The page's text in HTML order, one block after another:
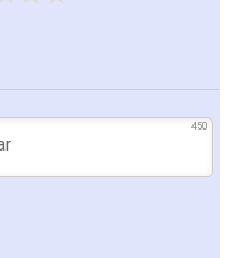
450